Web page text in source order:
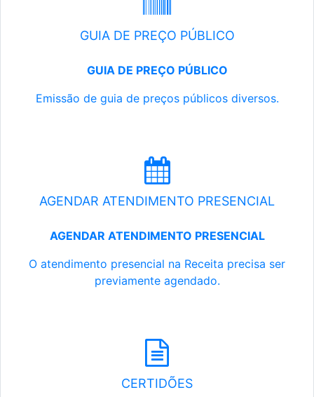
GUIA DE PREÇO PÚBLICO
GUIA DE PREÇO PÚBLICO
Emissão de guia de preços públicos diversos.
AGENDAR ATENDIMENTO PRESENCIAL
AGENDAR ATENDIMENTO PRESENCIAL
O atendimento presencial na Receita precisa ser
previamente agendado.
CERTIDÕES